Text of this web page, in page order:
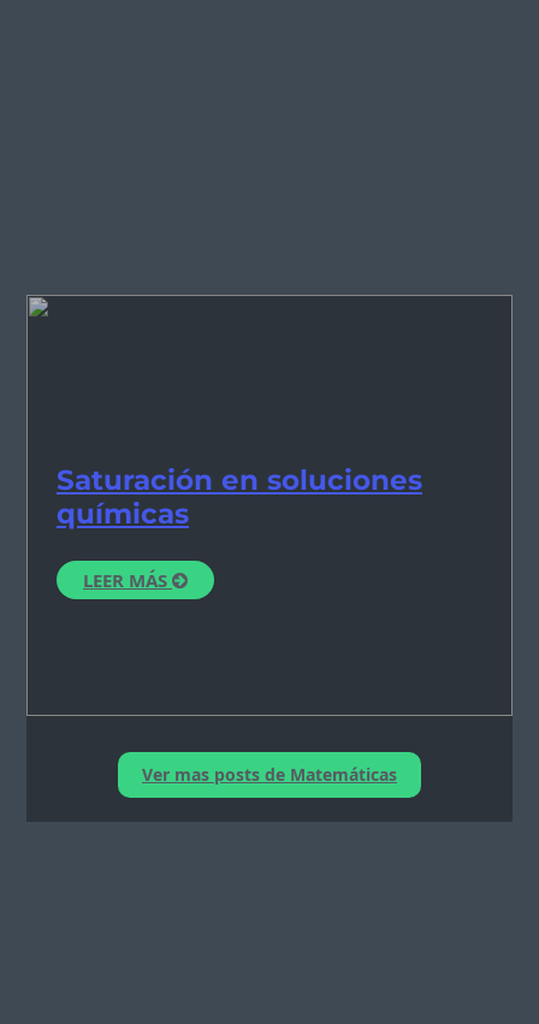
Saturación en soluciones
químicas
LEER MÁS
Ver mas posts de Matemáticas